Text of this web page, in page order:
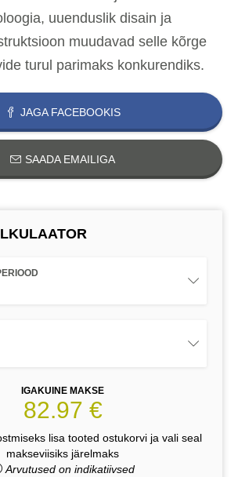
uuenduslik disain ja
muudavad selle kõrge
turul parimaks konkurendiks.
JAGA FACEBOOKIS
SAADA EMAILIGA
IGAKUINE MAKSE
82.97 €
lisa tooted ostukorvi ja vali seal
makseviisiks järelmaks
Arvutused on indikatiivsed